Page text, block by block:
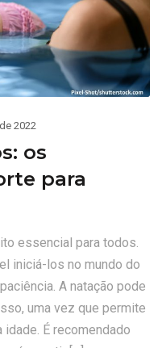
2022
os
para
essencial para todos.
iniciá-los no mundo do
A natação pode
uma vez que permite
É recomendado